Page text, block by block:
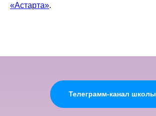
«Астарта».
Телеграмм-канал школы